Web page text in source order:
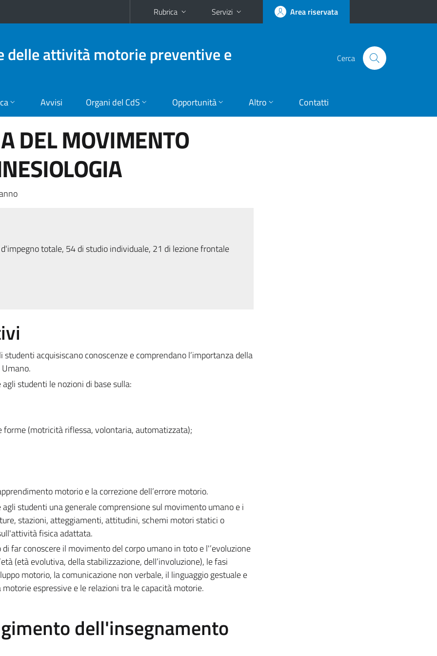
Rubrica Servizi Area riservata
delle attività motorie preventive e Cerca
Avvisi Organi del CdS Opportunità Altro Contatti
DEL MOVIMENTO
totale, 54 di studio individuale, 21 di lezione frontale
acquisiscano conoscenze e comprendano l’importanza della
studenti le nozioni di base sulla:
(motricità riflessa, volontaria, automatizzata);
motorio e la correzione dell’errore motorio.
studenti una generale comprensione sul movimento umano e i
stazioni, atteggiamenti, attitudini, schemi motori statici o
fisica adattata.
far conoscere il movimento del corpo umano in toto e l'’evoluzione
(età evolutiva, della stabilizzazione, dell’involuzione), le fasi
motorio, la comunicazione non verbale, il linguaggio gestuale e
espressive e le relazioni tra le capacità motorie.
dell'insegnamento